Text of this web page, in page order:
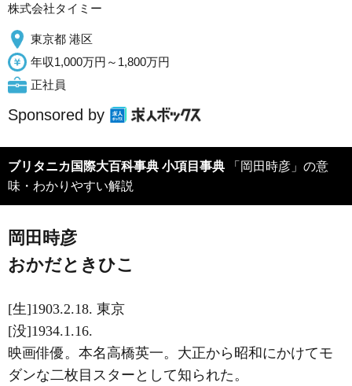
株式会社タイミー
東京都 港区
年収1,000万円～1,800万円
正社員
Sponsored by
ブリタニカ国際大百科事典 小項目事典 「岡田時彦」の意
味・わかりやすい解説
岡田時彦
おかだときひこ
[生]1903.2.18. 東京
[没]1934.1.16.
映画俳優。本名高橋英一。大正から昭和にかけてモ
ダンな二枚目スターとして知られた。